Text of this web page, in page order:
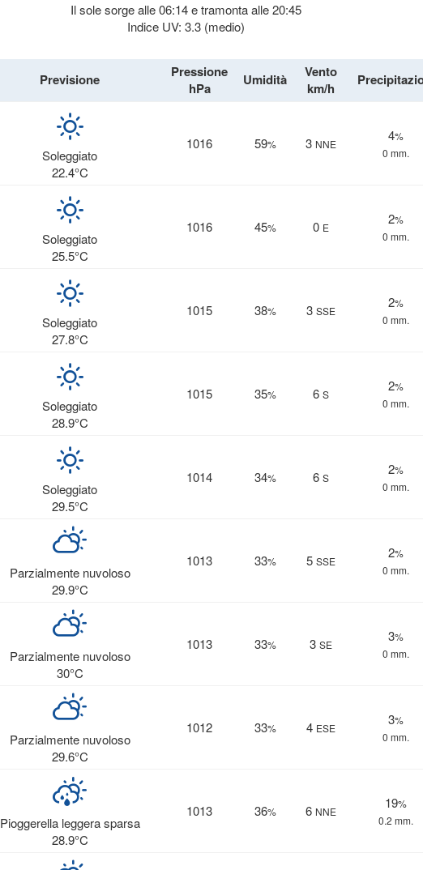
Il sole sorge alle 06:14 e tramonta alle 20:45
Indice UV: 3.3 (medio)
Previsione
Pressione
hPa
Umidità
Vento
km/h
Soleggiato
22.4°C
1016 59% 3 NNE
4%
0 mm.
Soleggiato
25.5°C
1016 45% 0 E
2%
0 mm.
Soleggiato
27.8°C
1015 38% 3 SSE
2%
0 mm.
Soleggiato
28.9°C
1015 35% 6 S
2%
0 mm.
Soleggiato
29.5°C
1014 34% 6 S
2%
0 mm.
Parzialmente nuvoloso
29.9°C
1013 33% 5 SSE
2%
0 mm.
Parzialmente nuvoloso
30°C
1013 33% 3 SE
3%
0 mm.
Parzialmente nuvoloso
29.6°C
1012 33% 4 ESE
3%
0 mm.
Pioggerella leggera sparsa
28.9°C
1013 36% 6 NNE
19%
0.2 mm.